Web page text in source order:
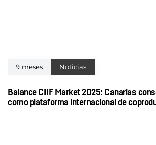
9 meses Noticias
Balance CIIF Market 2025: Canarias
como plataforma internacional de